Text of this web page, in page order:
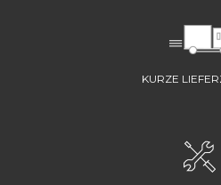
KURZE